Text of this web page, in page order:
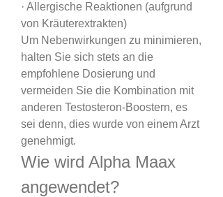
· Allergische Reaktionen (aufgrund
von Kräuterextrakten)
Um Nebenwirkungen zu minimieren,
halten Sie sich stets an die
empfohlene Dosierung und
vermeiden Sie die Kombination mit
anderen Testosteron-Boostern, es
sei denn, dies wurde von einem Arzt
genehmigt.
Wie wird Alpha Maax
angewendet?